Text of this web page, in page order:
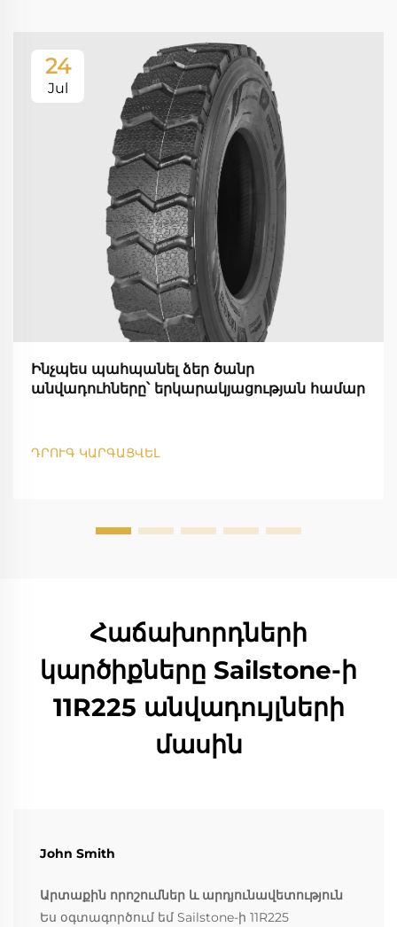
24
Jul
Ինչպես պահպանել ձեր ծանր
անվադուհները՝ երկարակյացության համար
ԴՐՈՒԳ ԿԱՐԳԱՑՎԵԼ
Հաճախորդների
կարծիքները Sailstone-ի
11R225 անվադույլների
մասին
John Smith
Արտաքին որոշումներ և արդյունավետություն
Ես օգտագործում եմ Sailstone-ի 11R225